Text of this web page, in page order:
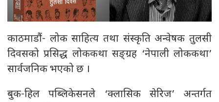
काठमाडौं- लोक साहित्य तथा संस्कृति अन्वेषक तुलसी
दिवसको प्रसिद्ध लोककथा सङ्ग्रह ‘नेपाली लोककथा’
सार्वजनिक भएको छ ।
बुक-हिल पब्लिकेसनले ‘क्लासिक सेरिज’ अन्तर्गत